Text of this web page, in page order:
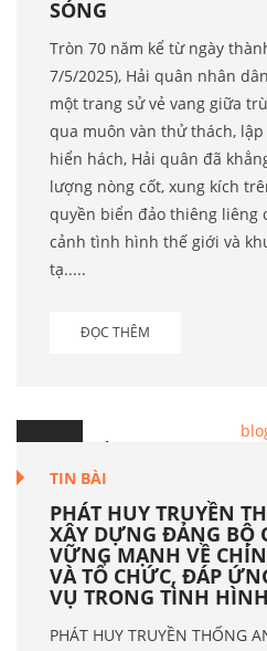
SÓNG
Tròn 70 năm kể từ ngày
7/5/2025), Hải quân nhân
một trang sử vẻ vang giữa
qua muôn vàn thử thách,
hiển hách, Hải quân đã
lượng nòng cốt, xung kích
quyền biển đảo thiêng liêng
cảnh tình hình thế giới và
tạ.....
ĐỌC THÊM
6 Th.5
TIN BÀI
PHÁT HUY TRUYỀN
XÂY DỰNG ĐẢNG BỘ
VỮNG MẠNH VỀ
VÀ TỔ CHỨC, ĐÁP
VỤ TRONG TÌNH
PHÁT HUY TRUYỀN THỐNG